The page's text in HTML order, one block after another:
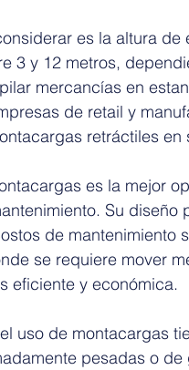
es la altura
3 y 12 metros,
mercancías en
de retail y
retráctiles en
es la mejor
Su
de mantenimiento
se requiere mover
eficiente y económica.
uso de montacargas
pesadas o